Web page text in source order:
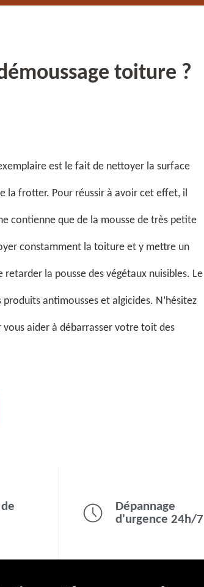
toiture ?
est le fait de nettoyer la surface
la frotter. Pour réussir à avoir cet effet, il
contienne que de la mousse de très petite
constamment la toiture et y mettre un
la pousse des végétaux nuisibles. Le
antimousses et algicides. N’hésitez
aider à débarrasser votre toit des
Dépannage
d'urgence 24h/7